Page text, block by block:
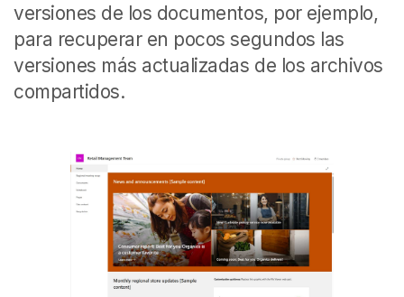
versiones de los documentos, por ejemplo,
para recuperar en pocos segundos las
versiones más actualizadas de los archivos
compartidos.